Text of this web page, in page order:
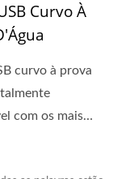
Curvo À
curvo à prova
com os mais